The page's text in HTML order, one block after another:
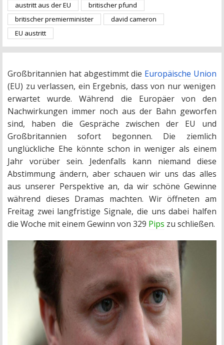
austritt aus der EU
britischer pfund
britischer premierminister
david cameron
EU austritt
Großbritannien hat abgestimmt die Europäische Union
(EU) zu verlassen, ein Ergebnis, dass von nur wenigen
erwartet wurde. Während die Europäer von den
Nachwirkungen immer noch aus der Bahn geworfen
sind, haben die Gespräche zwischen der EU und
Großbritannien sofort begonnen. Die ziemlich
unglückliche Ehe könnte schon in weniger als einem
Jahr vorüber sein. Jedenfalls kann niemand diese
Abstimmung ändern, aber schauen wir uns das alles
aus unserer Perspektive an, da wir schöne Gewinne
während dieses Dramas machten. Wir öffneten am
Freitag zwei langfristige Signale, die uns dabei halfen
die Woche mit einem Gewinn von 329 Pips zu schließen.